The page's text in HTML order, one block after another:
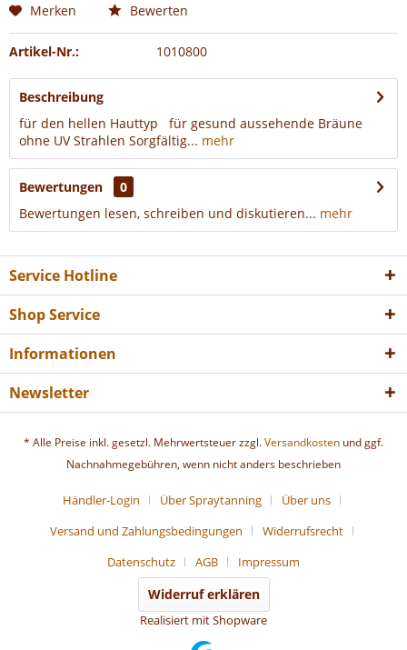
Merken Bewerten
Artikel-Nr.: 1010800
Beschreibung
für den hellen Hauttyp für gesund aussehende Bräune
ohne UV Strahlen Sorgfältig... mehr
Bewertungen
0
Bewertungen lesen, schreiben und diskutieren... mehr
Service Hotline
Shop Service
Informationen
Newsletter
* Alle Preise inkl. gesetzl. Mehrwertsteuer zzgl.Versandkosten und ggf.
Nachnahmegebühren, wenn nicht anders beschrieben
Händler-Login Über Spraytanning
Über uns
Versand und Zahlungsbedingungen
Widerrufsrecht
Datenschutz
AGB Impressum
Widerruf erklären
Realisiert mit Shopware